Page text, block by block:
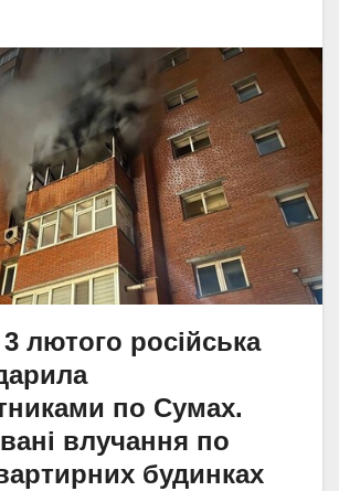
лютого російська
по Сумах.
влучання по
будинках